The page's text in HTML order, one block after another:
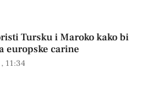
Tursku i Maroko kako bi
europske carine
11:34